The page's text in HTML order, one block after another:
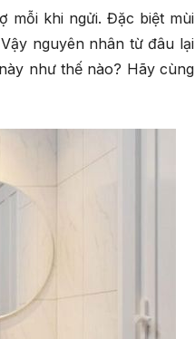
mỗi khi ngửi. Đặc biệt mùi
nguyên nhân từ đâu lại
như thế nào? Hãy cùng